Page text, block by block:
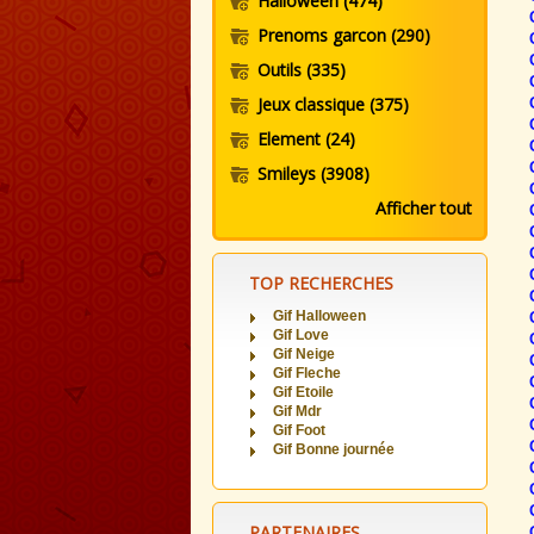
Prenoms garcon (290)
Outils (335)
Jeux classique (375)
Element (24)
Smileys (3908)
Afficher tout
TOP RECHERCHES
Gif Halloween
Gif Love
Gif Neige
Gif Fleche
Gif Etoile
Gif Mdr
Gif Foot
Gif Bonne journée